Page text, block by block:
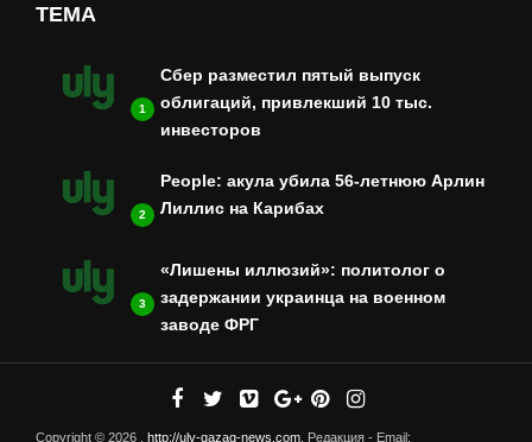
ТЕМА
1
Сбер разместил пятый выпуск
облигаций, привлекший 10 тыс.
инвесторов
2
People: акула убила 56-летнюю Арлин
Лиллис на Карибах
3
«Лишены иллюзий»: политолог о
задержании украинца на военном
заводе ФРГ
Copyright © 2026 . http://uly-qazaq-news.com . Редакция - Email: